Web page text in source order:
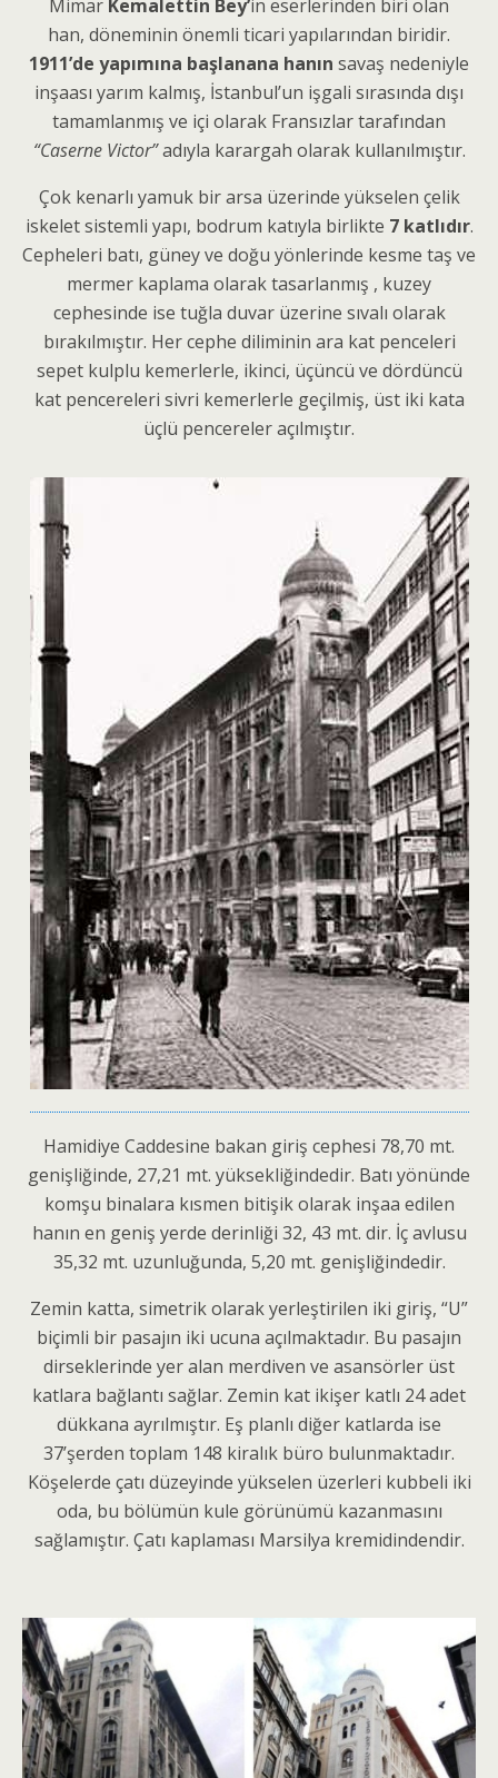
Mimar Kemalettin Bey’in eserlerinden biri olan
han, döneminin önemli ticari yapılarından biridir.
1911’de yapımına başlanana hanın savaş nedeniyle
inşaası yarım kalmış, İstanbul’un işgali sırasında dışı
tamamlanmış ve içi olarak Fransızlar tarafından
“Caserne Victor”adıyla karargah olarak kullanılmıştır.
Çok kenarlı yamuk bir arsa üzerinde yükselen çelik
iskelet sistemli yapı, bodrum katıyla birlikte 7 katlıdır.
Cepheleri batı, güney ve doğu yönlerinde kesme taş ve
mermer kaplama olarak tasarlanmış , kuzey
cephesinde ise tuğla duvar üzerine sıvalı olarak
bırakılmıştır. Her cephe diliminin ara kat penceleri
sepet kulplu kemerlerle, ikinci, üçüncü ve dördüncü
kat pencereleri sivri kemerlerle geçilmiş, üst iki kata
üçlü pencereler açılmıştır.
Hamidiye Caddesine bakan giriş cephesi 78,70 mt.
genişliğinde, 27,21 mt. yüksekliğindedir. Batı yönünde
komşu binalara kısmen bitişik olarak inşaa edilen
hanın en geniş yerde derinliği 32, 43 mt. dir. İç avlusu
35,32 mt. uzunluğunda, 5,20 mt. genişliğindedir.
Zemin katta, simetrik olarak yerleştirilen iki giriş, “U”
biçimli bir pasajın iki ucuna açılmaktadır. Bu pasajın
dirseklerinde yer alan merdiven ve asansörler üst
katlara bağlantı sağlar. Zemin kat ikişer katlı 24 adet
dükkana ayrılmıştır. Eş planlı diğer katlarda ise
37’şerden toplam 148 kiralık büro bulunmaktadır.
Köşelerde çatı düzeyinde yükselen üzerleri kubbeli iki
oda, bu bölümün kule görünümü kazanmasını
sağlamıştır. Çatı kaplaması Marsilya kremidindendir.